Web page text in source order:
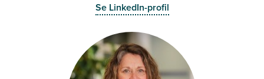
Se LinkedIn-profil